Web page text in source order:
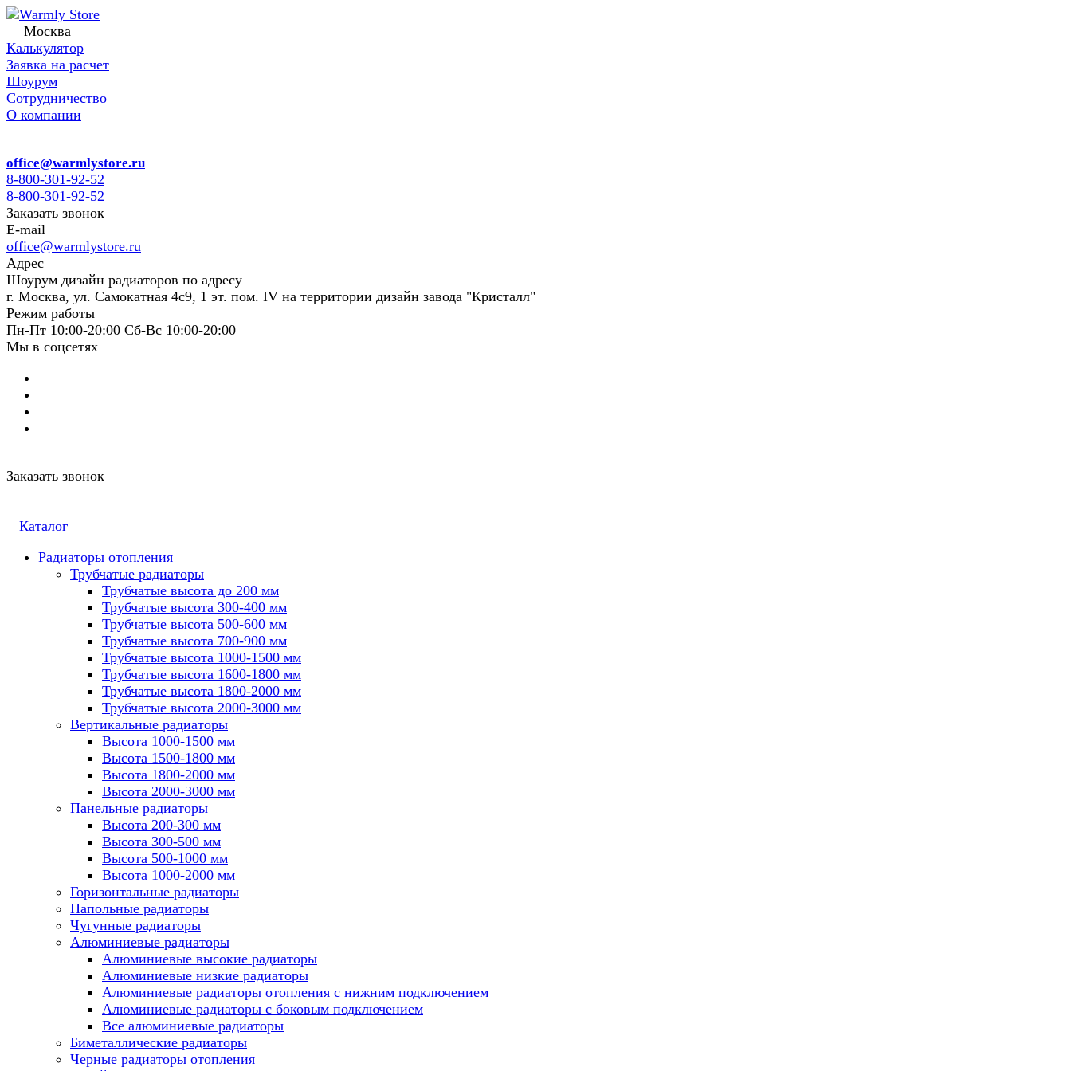
Москва
Калькулятор
Заявка на расчет
Шоурум
Сотрудничество
О компании
office@warmlystore.ru
8-800-301-92-52
8-800-301-92-52
Заказать звонок
E-mail
office@warmlystore.ru
Адрес
Шоурум дизайн радиаторов по адресу
г. Москва, ул. Самокатная 4с9, 1 эт. пом. IV на территории дизайн завода "Кристалл"
Режим работы
Пн-Пт 10:00-20:00 Сб-Вс 10:00-20:00
Мы в соцсетях
Заказать звонок
Каталог
Радиаторы отопления
Трубчатые радиаторы
Трубчатые высота до 200 мм
Трубчатые высота 300-400 мм
Трубчатые высота 500-600 мм
Трубчатые высота 700-900 мм
Трубчатые высота 1000-1500 мм
Трубчатые высота 1600-1800 мм
Трубчатые высота 1800-2000 мм
Трубчатые высота 2000-3000 мм
Вертикальные радиаторы
Высота 1000-1500 мм
Высота 1500-1800 мм
Высота 1800-2000 мм
Высота 2000-3000 мм
Панельные радиаторы
Высота 200-300 мм
Высота 300-500 мм
Высота 500-1000 мм
Высота 1000-2000 мм
Горизонтальные радиаторы
Напольные радиаторы
Чугунные радиаторы
Алюминиевые радиаторы
Алюминиевые высокие радиаторы
Алюминиевые низкие радиаторы
Алюминиевые радиаторы отопления с нижним подключением
Алюминиевые радиаторы с боковым подключением
Все алюминиевые радиаторы
Биметаллические радиаторы
Черные радиаторы отопления